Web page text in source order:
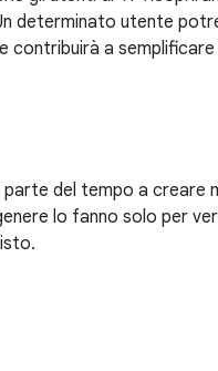
determinato utente
contribuirà a
del tempo a creare
lo fanno solo per